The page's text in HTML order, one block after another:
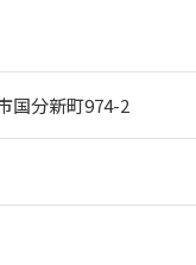
国分新町974-2